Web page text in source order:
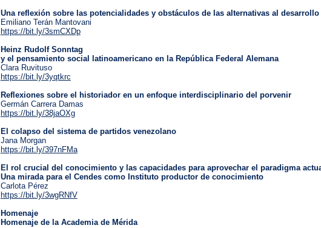
Una reflexión sobre las potencialidades y obstáculos de las alternativas al
Emiliano Terán Mantovani
https://bit.ly/3smCXDp
Heinz Rudolf Sonntag
y el pensamiento social latinoamericano en la República Federal Alemana
Clara Ruvituso
https://bit.ly/3yqtkrc
Reflexiones sobre el historiador en un enfoque interdisciplinario del porvenir
Germán Carrera Damas
https://bit.ly/38jaOXg
El colapso del sistema de partidos venezolano
Jana Morgan
https://bit.ly/397nFMa
El rol crucial del conocimiento y las capacidades para aprovechar el paradigma
Una mirada para el Cendes como Instituto productor de conocimiento
Carlota Pérez
https://bit.ly/3wgRNfV
Homenaje
Homenaje de la Academia de Mérida